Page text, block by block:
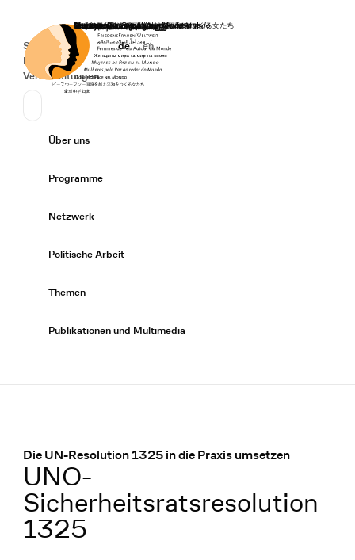
Startseite
Secondary Navigation
Spenden
News
Veranstaltungen
Sprache wechseln
Deutsch
de English
en
Primary Navigation
Über uns
Programme
Netzwerk
Politische Arbeit
Themen
Publikationen und Multimedia
Die UN-Resolution 1325 in die Praxis umsetzen
:
UNO-
Sicherheitsratsresolution
1325